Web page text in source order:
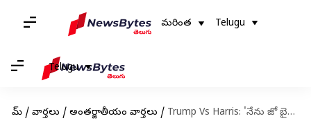
మరింత Telugu
Telugu
హోమ్ / వార్తలు / అంతర్జాతీయం వార్తలు / Trump Vs Harris: 'నేను జో బైడెన్ కాదు, ఖచ్చితంగా ట్రంప్ లాగా కాదు'.. ట్రంప్‌, హారిస్‌ మధ్య మాటల యుద్ధం